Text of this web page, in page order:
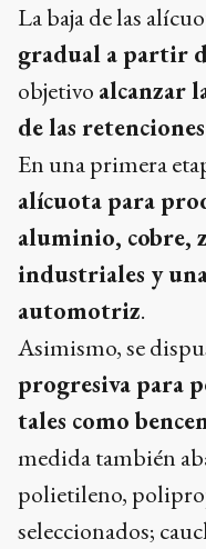
La baja de las
gradual a partir
objetivo alcanzar
de las
En una primera
alícuota para
aluminio, cobre,
industriales y
automotriz.
Asimismo, se
progresiva para
tales como
medida también
polietileno,
seleccionados;